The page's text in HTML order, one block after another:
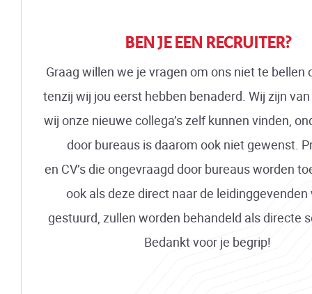
BEN JE EEN RECRUITER?
Graag willen we je vragen om ons niet te bellen
tenzij wij jou eerst hebben benaderd. Wij zijn
wij onze nieuwe collega’s zelf kunnen vinden,
door bureaus is daarom ook niet gewenst.
en CV’s die ongevraagd door bureaus worden
ook als deze direct naar de leidinggevenden
gestuurd, zullen worden behandeld als directe
Bedankt voor je begrip!